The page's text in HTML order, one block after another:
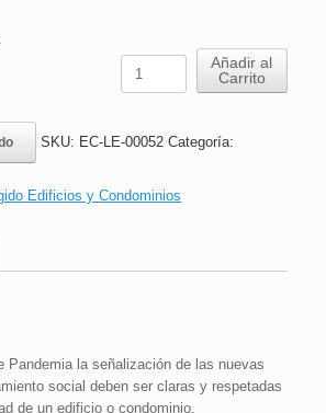
Letrero
Botar
Basurero
al
WC
cantidad
Añadir al
Carrito
SKU: EC-LE-00052 Categoría:
Edificios y Condominios
Pandemia la señalización de las nuevas
social deben ser claras y respetadas
de un edificio o condominio.